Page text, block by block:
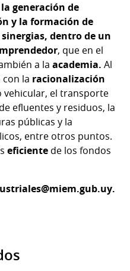
generación de
y la formación de
dentro de un
, que en el
a la academia. Al
la racionalización
vehicular, el transporte
efluentes y residuos, la
públicas y la
entre otros puntos.
eficiente de los fondos